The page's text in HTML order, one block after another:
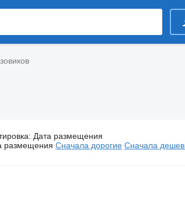
: Дата размещения
размещения Сначала дорогие Сначала